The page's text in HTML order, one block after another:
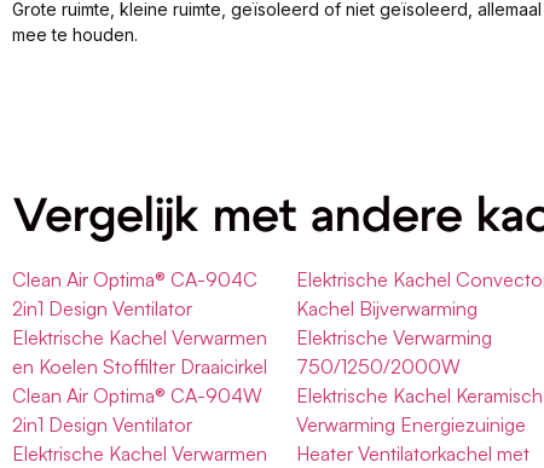
Grote ruimte, kleine ruimte, geïsoleerd of niet geïsoleerd,
mee te houden.
Vergelijk met andere
Clean Air Optima® CA-904C
2in1 Design Ventilator
Elektrische Kachel Verwarmen
en Koelen Stoffilter Draaicirkel
Clean Air Optima® CA-904W
2in1 Design Ventilator
Elektrische Kachel Verwarmen
Elektrische Kachel
Kachel Bijverwarming
Elektrische Verwarming
750/1250/2000W
Elektrische Kachel
Verwarming Energiezuinige
Heater Ventilatorkachel met